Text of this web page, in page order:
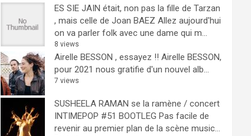
ES SIE JAIN était, non pas la fille de Tarzan
, mais celle de Joan BAEZ Allez aujourd'hui
on va parler folk avec une dame qui m...
8 views
Airelle BESSON , essayez !! Airelle BESSON,
pour 2021 nous gratifie d'un nouvel alb...
7 views
SUSHEELA RAMAN se la ramène / concert
INTIMEPOP #51 BOOTLEG Pas facile de
revenir au premier plan de la scène music...